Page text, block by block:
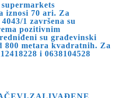
iznosi 70 ari. Za
1 završena su
pozitivnim
su građevinski
800 metara kvadratnih. Za
i 0638104528